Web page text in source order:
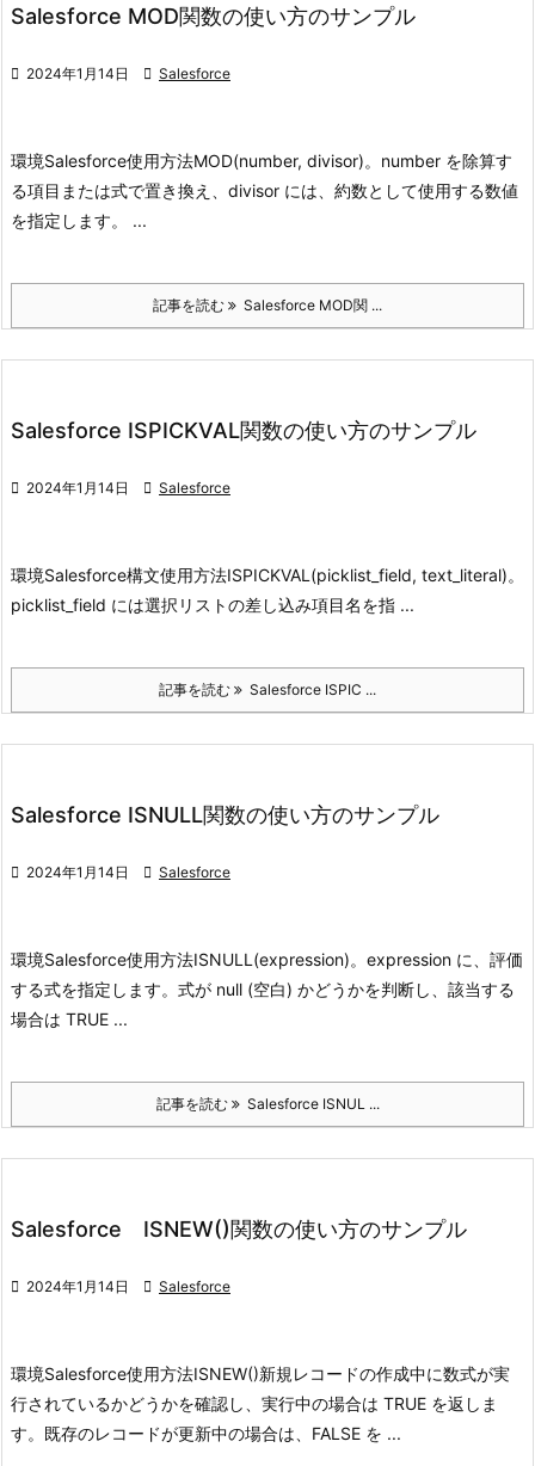
Salesforce MOD関数の使い方のサンプル
 2024年1月14日  Salesforce
環境Salesforce使用方法MOD(number, divisor)。number を除算す
る項目または式で置き換え、divisor には、 約数として使用する数値
を指定します。 ...
記事を読む Salesforce MOD関 ...
Salesforce ISPICKVAL関数の使い方のサンプル
 2024年1月14日  Salesforce
環境Salesforce構文使用方法ISPICKVAL(picklist_field, text_literal)。
picklist_field には選択リストの差し込み項目名を指 ...
記事を読む Salesforce ISPIC ...
Salesforce ISNULL関数の使い方のサンプル
 2024年1月14日  Salesforce
環境Salesforce使用方法ISNULL(expression)。expression に、評価
する式を指定します。 式が null (空白) かどうかを判断し、該当する
場合は TRUE ...
記事を読む Salesforce ISNUL ...
Salesforce ISNEW()関数の使い方のサンプル
 2024年1月14日  Salesforce
環境Salesforce使用方法ISNEW()新規レコードの作成中に数式が実
行されているかどうかを確認し、実行中の場合は TRUE を返しま
す。既存のレコードが更新中の場合は、FALSE を ...